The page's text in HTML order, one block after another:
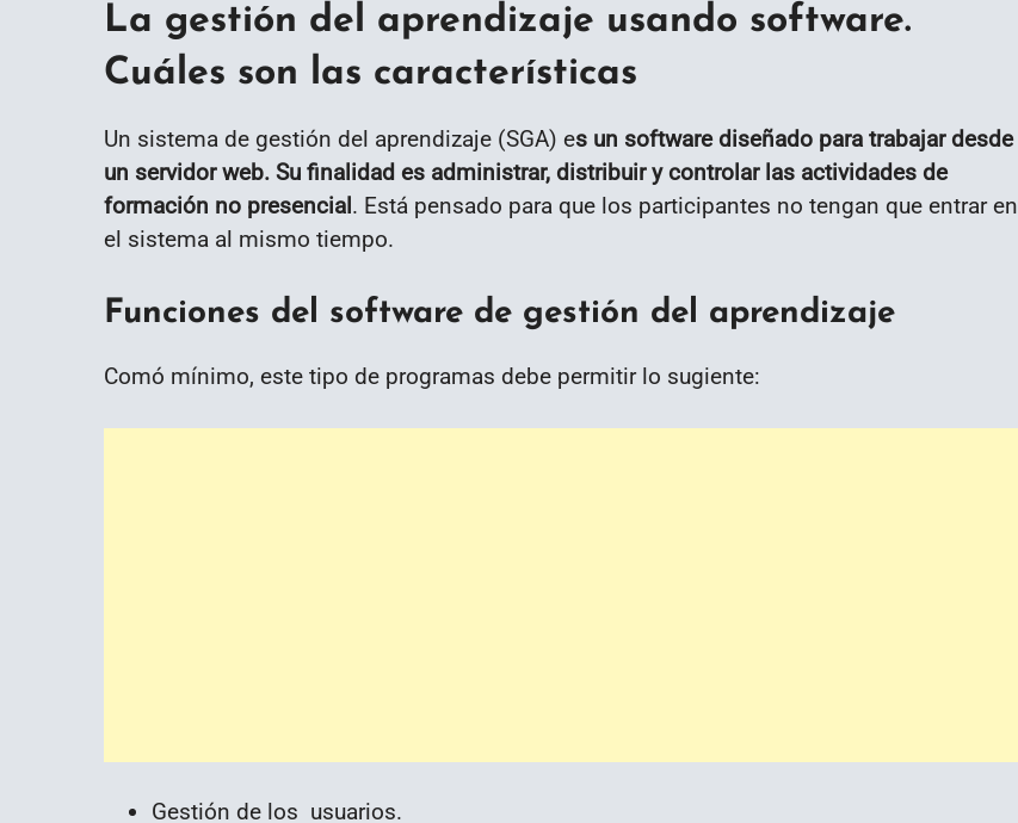
La gestión del aprendizaje usando software.
Cuáles son las características
Un sistema de gestión del aprendizaje (SGA) es un software diseñado para trabajar desde
un servidor web. Su finalidad es administrar, distribuir y controlar las actividades de
formación no presencial. Está pensado para que los participantes no tengan que entrar en
el sistema al mismo tiempo.
Funciones del software de gestión del aprendizaje
Comó mínimo, este tipo de programas debe permitir lo sugiente:
Gestión de los usuarios.